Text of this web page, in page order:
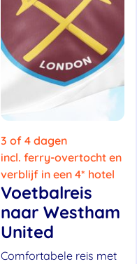
3 of 4 dagen
incl. ferry-overtocht en
verblijf in een 4* hotel
Voetbalreis
naar Westham
United
Comfortabele reis met